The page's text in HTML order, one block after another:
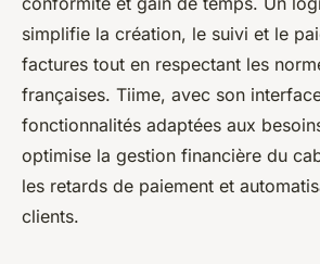
simplifie la création, le suivi et le
factures tout en respectant les
françaises. Tiime, avec son
fonctionnalités adaptées aux
optimise la gestion financière du
les retards de paiement et
clients.